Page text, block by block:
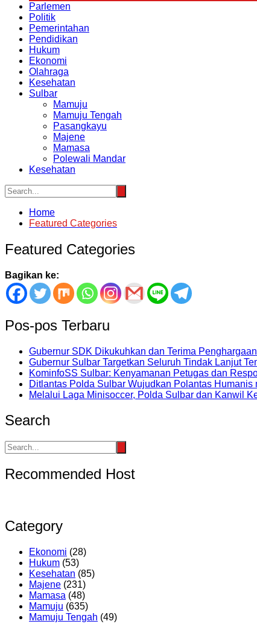
Parlemen
Politik
Pemerintahan
Pendidikan
Hukum
Ekonomi
Olahraga
Kesehatan
Sulbar
Mamuju
Mamuju Tengah
Pasangkayu
Majene
Mamasa
Polewali Mandar
Kesehatan
Home
Featured Categories
Featured Categories
Bagikan ke:
Pos-pos Terbaru
Gubernur SDK Dikukuhkan dan Terima
Gubernur Sulbar Targetkan Seluruh Tindak Lanjut
KominfoSS Sulbar: Kenyamanan Petugas dan
Ditlantas Polda Sulbar Wujudkan Polantas Humanis
Melalui Laga Minisoccer, Polda Sulbar dan Kanwil
Search
Recommended Host
Category
Ekonomi (28)
Hukum (53)
Kesehatan (85)
Majene (231)
Mamasa (48)
Mamuju (635)
Mamuju Tengah (49)